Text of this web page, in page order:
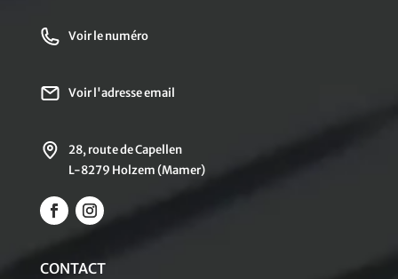
Voir le numéro
Voir l'adresse email
28, route de Capellen
L-8279 Holzem (Mamer)
CONTACT